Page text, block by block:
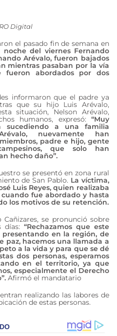
Digital
el pasado fin de semana en
noche del viernes Fernando
Arévalo, fueron bajados
mientras pasaban por la vía
fueron abordados por dos
informaron que el padre ya
que su hijo Luis Arévalo,
situación, Nelson Arévalo,
humanos, expresó: “Muy
sucediendo a una familia
nuevamente han
padre e hijo, gente
que solo han
hecho daño”.
se presentó en zona rural
de San Pablo. La víctima,
Luis Reyes, quien realizaba
fue abordado y hasta
los motivos de su retención.
se pronunció sobre
días: “Rechazamos que este
en la región, de
paz, hacemos una llamada a
a la vida y para que se dé
dos personas, esperamos
en el territorio, ya que
especialmente el Derecho
Afirmó el mandatario
realizando las labores de
de estas personas.